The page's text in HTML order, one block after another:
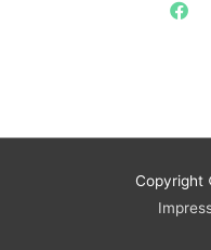
Copyright